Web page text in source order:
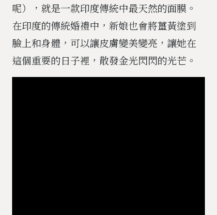
呢），就是一款印度傳統中最天然的面膜。
在印度的傳統婚禮中，新娘也會將薑黃塗到
臉上和身體，可以讓皮膚變美變亮，讓她在
這個重要的日子裡，散發金光閃閃的光芒。